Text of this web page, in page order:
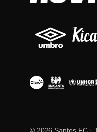
© 2026 Santos FC ·